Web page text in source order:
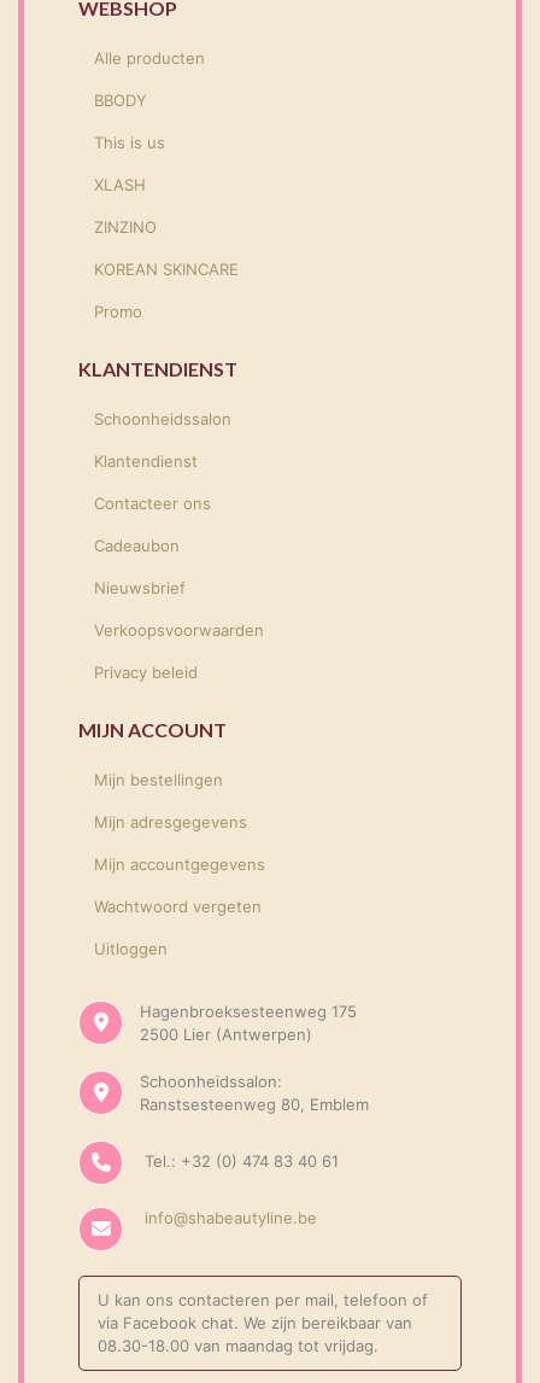
WEBSHOP
Alle producten
BBODY
This is us
XLASH
ZINZINO
KOREAN SKINCARE
Promo
KLANTENDIENST
Schoonheidssalon
Klantendienst
Contacteer ons
Cadeaubon
Nieuwsbrief
Verkoopsvoorwaarden
Privacy beleid
MIJN ACCOUNT
Mijn bestellingen
Mijn adresgegevens
Mijn accountgegevens
Wachtwoord vergeten
Uitloggen
Hagenbroeksesteenweg 175
2500 Lier (Antwerpen)
Schoonheidssalon:
Ranstsesteenweg 80, Emblem
Tel.: +32 (0) 474 83 40 61
info@shabeautyline.be
U kan ons contacteren per mail, telefoon of
via Facebook chat. We zijn bereikbaar van
08.30-18.00 van maandag tot vrijdag.